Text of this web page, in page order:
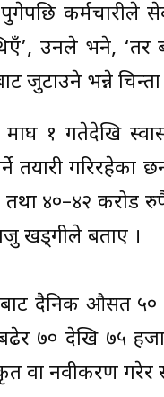
कर्मचारीले
उनले भने, ‘तर
जुटाउने भन्ने चिन्ता
माघ १ गतेदेखि
तयारी गरिरहेका
४०–४२ करोड
खड्गीले बताए ।
दैनिक औसत ५०
७० देखि ७५
वा नवीकरण गरेर